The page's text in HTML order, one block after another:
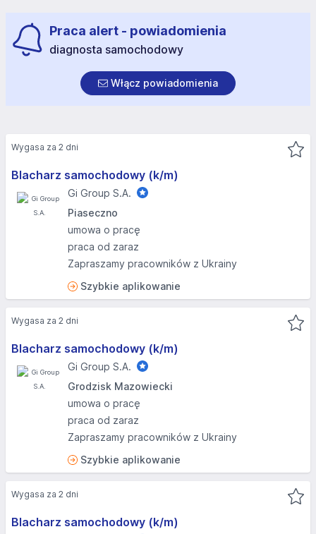
Praca alert - powiadomienia
diagnosta samochodowy
Włącz powiadomienia
Blacharz samochodowy (k/m)
Gi Group S.A.
Piaseczno
umowa o pracę
praca od zaraz
Zapraszamy pracowników z Ukrainy
Szybkie aplikowanie
Wygasa za 2 dni
Blacharz samochodowy (k/m)
Gi Group S.A.
Grodzisk Mazowiecki
umowa o pracę
praca od zaraz
Zapraszamy pracowników z Ukrainy
Szybkie aplikowanie
Wygasa za 2 dni
Blacharz samochodowy (k/m)
Wygasa za 2 dni